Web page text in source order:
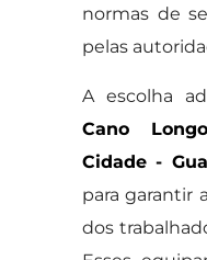
normas de
pelas
A escolha
Cano
Cidade -
para garantir
dos